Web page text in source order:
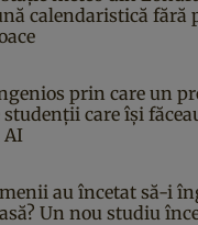
calendaristică fără
prin care un
care își
AI
au încetat să-i
Un nou studiu